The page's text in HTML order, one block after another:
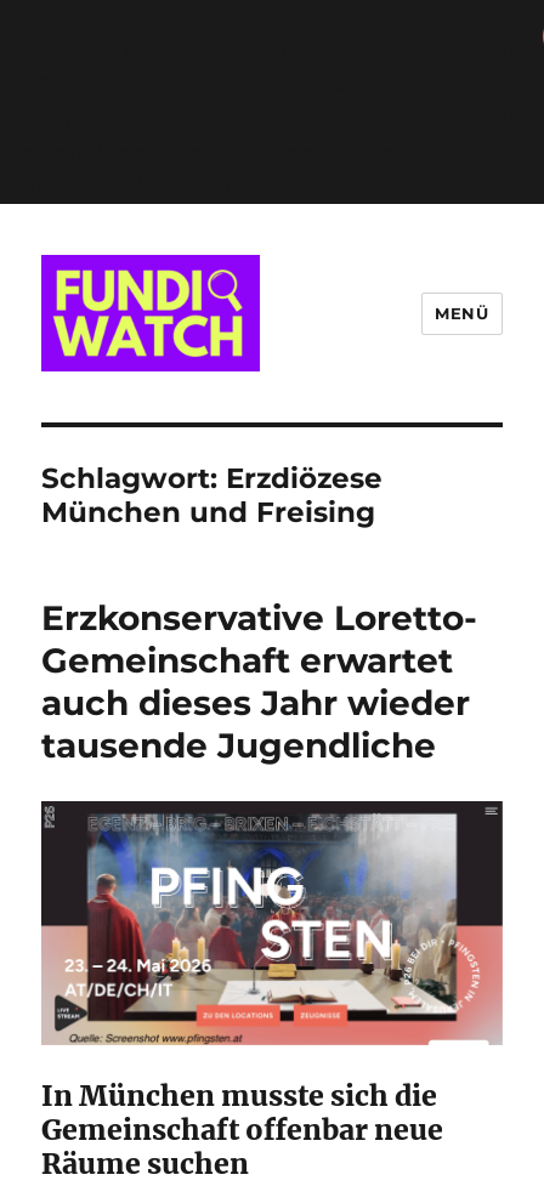
MENÜ
Schlagwort: Erzdiözese
München und Freising
Erzkonservative Loretto-
Gemeinschaft erwartet
auch dieses Jahr wieder
tausende Jugendliche
In München musste sich die
Gemeinschaft offenbar neue
Räume suchen